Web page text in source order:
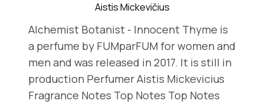
Aistis Mickevičius
Alchemist Botanist - Innocent Thyme is
a perfume by FUMparFUM for women and
men and was released in 2017. It is still in
production Perfumer Aistis Mickevicius
Fragrance Notes Top Notes Top Notes